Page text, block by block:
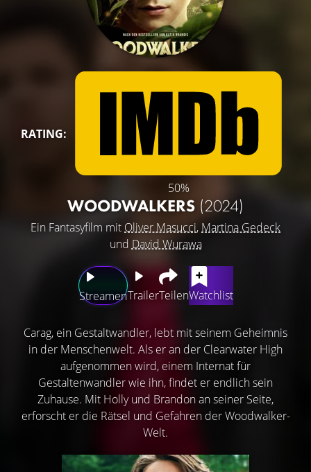
RATING:
50%
WOODWALKERS (2024)
Ein Fantasyfilm mit Oliver Masucci, Martina Gedeck
und David Wurawa
StreamenTrailerTeilenWatchlist
Carag, ein Gestaltwandler, lebt mit seinem Geheimnis
in der Menschenwelt. Als er an der Clearwater High
aufgenommen wird, einem Internat für
Gestaltenwandler wie ihn, findet er endlich sein
Zuhause. Mit Holly und Brandon an seiner Seite,
erforscht er die Rätsel und Gefahren der Woodwalker-
Welt.